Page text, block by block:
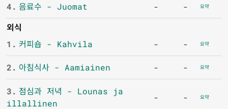
4. 음료수 - Juomat - - 요약
외식
1. 커피숍 - Kahvila - - 요약
2. 아침식사 - Aamiainen - - 요약
3. 점심과 저녁 - Lounas ja
illallinen
- - 요약